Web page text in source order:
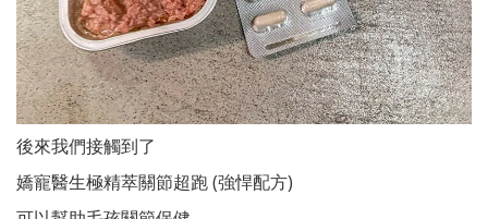
後來我們接觸到了
嬌寵醫生極精萃關節超跑 (強悍配方)